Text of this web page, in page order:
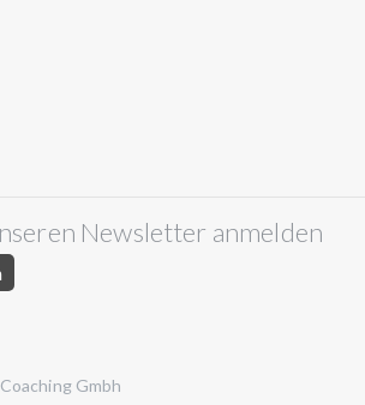
Newsletter anmelden
Gmbh